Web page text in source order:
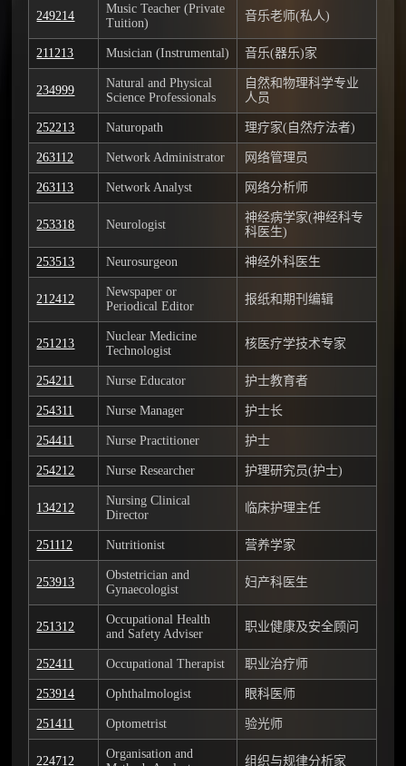
249214
Music Teacher (Private
Tuition)
音乐老师(私人)
211213 Musician (Instrumental) 音乐(器乐)家
234999
Natural and Physical
Science Professionals
自然和物理科学专业
人员
252213 Naturopath 理疗家(自然疗法者)
263112 Network Administrator 网络管理员
263113 Network Analyst 网络分析师
253318 Neurologist
神经病学家(神经科专
科医生)
253513 Neurosurgeon 神经外科医生
212412
Newspaper or
Periodical Editor
报纸和期刊编辑
251213
Nuclear Medicine
Technologist
核医疗学技术专家
254211 Nurse Educator 护士教育者
254311 Nurse Manager 护士长
254411 Nurse Practitioner 护士
254212 Nurse Researcher 护理研究员(护士)
134212
Nursing Clinical
Director
临床护理主任
251112 Nutritionist 营养学家
253913
Obstetrician and
Gynaecologist
妇产科医生
251312
Occupational Health
and Safety Adviser
职业健康及安全顾问
252411 Occupational Therapist 职业治疗师
253914 Ophthalmologist 眼科医师
251411 Optometrist 验光师
224712
Organisation and
组织与规律分析家